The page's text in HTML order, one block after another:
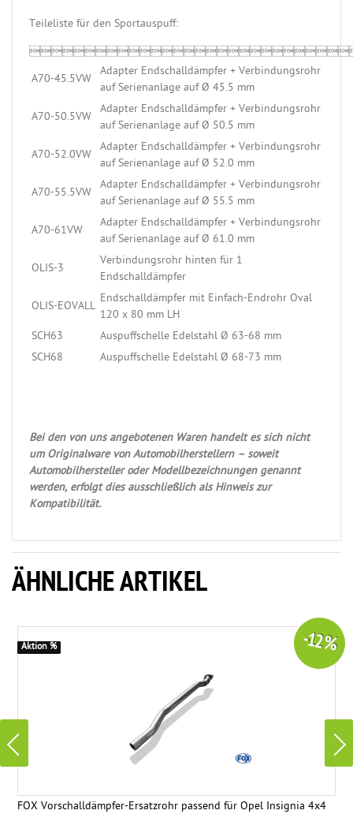
Teileliste für den Sportauspuff:
A70-45.5VW
Adapter Endschalldämpfer + Verbindungsrohr
auf Serienanlage auf Ø 45.5 mm
A70-50.5VW
Adapter Endschalldämpfer + Verbindungsrohr
auf Serienanlage auf Ø 50.5 mm
A70-52.0VW
Adapter Endschalldämpfer + Verbindungsrohr
auf Serienanlage auf Ø 52.0 mm
A70-55.5VW
Adapter Endschalldämpfer + Verbindungsrohr
auf Serienanlage auf Ø 55.5 mm
A70-61VW
Adapter Endschalldämpfer + Verbindungsrohr
auf Serienanlage auf Ø 61.0 mm
OLIS-3
Verbindungsrohr hinten für 1
Endschalldämpfer
OLIS-EOVALL
Endschalldämpfer mit Einfach-Endrohr Oval
120 x 80 mm LH
SCH63
Auspuffschelle Edelstahl Ø 63-68 mm
SCH68
Auspuffschelle Edelstahl Ø 68-73 mm
Bei den von uns angebotenen Waren handelt es sich nicht
um Originalware von Automobilherstellern – soweit
Automobilhersteller oder Modellbezeichnungen genannt
werden, erfolgt dies ausschließlich als Hinweis zur
Kompatibilität.
ÄHNLICHE ARTIKEL
FOX Vorschalldämpfer-Ersatzrohr passend für Opel Insignia 4x4
-12 %
Aktion %